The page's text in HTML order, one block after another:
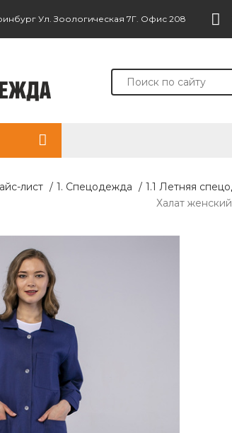
Ул. Зоологическая 7Г. Офис 208
лист / 1. Спецодежда / 1.1 Летняя
Халат